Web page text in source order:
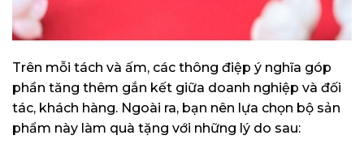
Trên mỗi tách và ấm, các thông điệp ý nghĩa góp
phần tăng thêm gắn kết giữa doanh nghiệp và đối
tác, khách hàng. Ngoài ra, bạn nên lựa chọn bộ sản
phẩm này làm quà tặng với những lý do sau: